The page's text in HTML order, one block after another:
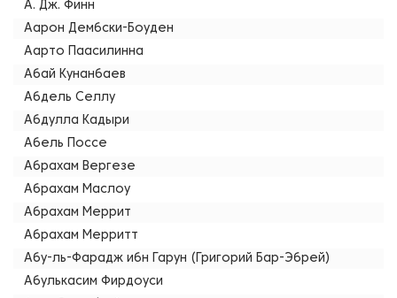
А. Дж. Финн
Аарон Дембски-Боуден
Аарто Паасилинна
Абай Кунанбаев
Абдель Селлу
Абдулла Кадыри
Абель Поссе
Абрахам Вергезе
Абрахам Маслоу
Абрахам Меррит
Абрахам Мерритт
Абу-ль-Фарадж ибн Гарун (Григорий Бар-Эбрей)
Абулькасим Фирдоуси